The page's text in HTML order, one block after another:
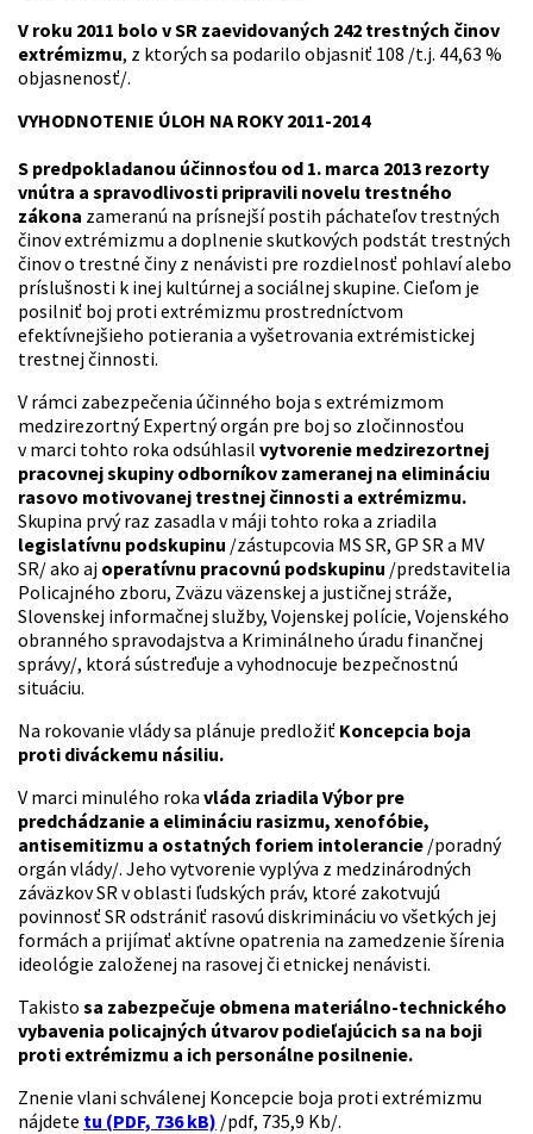
V roku 2011 bolo v SR zaevidovaných 242 trestných činov
extrémizmu, z ktorých sa podarilo objasniť 108 /t.j. 44,63 %
objasnenosť/.
VYHODNOTENIE ÚLOH NA ROKY 2011-2014
S predpokladanou účinnosťou od 1. marca 2013 rezorty
vnútra a spravodlivosti pripravili novelu trestného
zákona zameranú na prísnejší postih páchateľov trestných
činov extrémizmu a doplnenie skutkových podstát trestných
činov o trestné činy z nenávisti pre rozdielnosť pohlaví alebo
príslušnosti k inej kultúrnej a sociálnej skupine. Cieľom je
posilniť boj proti extrémizmu prostredníctvom
efektívnejšieho potierania a vyšetrovania extrémistickej
trestnej činnosti.
V rámci zabezpečenia účinného boja s extrémizmom
medzirezortný Expertný orgán pre boj so zločinnosťou
v marci tohto roka odsúhlasil vytvorenie medzirezortnej
pracovnej skupiny odborníkov zameranej na elimináciu
rasovo motivovanej trestnej činnosti a extrémizmu.
Skupina prvý raz zasadla v máji tohto roka a zriadila
legislatívnu podskupinu /zástupcovia MS SR, GP SR a MV
SR/ ako aj operatívnu pracovnú podskupinu /predstavitelia
Policajného zboru, Zväzu väzenskej a justičnej stráže,
Slovenskej informačnej služby, Vojenskej polície, Vojenského
obranného spravodajstva a Kriminálneho úradu finančnej
správy/, ktorá sústreďuje a vyhodnocuje bezpečnostnú
situáciu.
Na rokovanie vlády sa plánuje predložiť Koncepcia boja
proti diváckemu násiliu.
V marci minulého roka vláda zriadila Výbor pre
predchádzanie a elimináciu rasizmu, xenofóbie,
antisemitizmu a ostatných foriem intolerancie /poradný
orgán vlády/. Jeho vytvorenie vyplýva z medzinárodných
záväzkov SR v oblasti ľudských práv, ktoré zakotvujú
povinnosť SR odstrániť rasovú diskrimináciu vo všetkých jej
formách a prijímať aktívne opatrenia na zamedzenie šírenia
ideológie založenej na rasovej či etnickej nenávisti.
Takisto sa zabezpečuje obmena materiálno-technického
vybavenia policajných útvarov podieľajúcich sa na boji
proti extrémizmu a ich personálne posilnenie.
Znenie vlani schválenej Koncepcie boja proti extrémizmu
nájdete tu (PDF, 736 kB) /pdf, 735,9 Kb/.